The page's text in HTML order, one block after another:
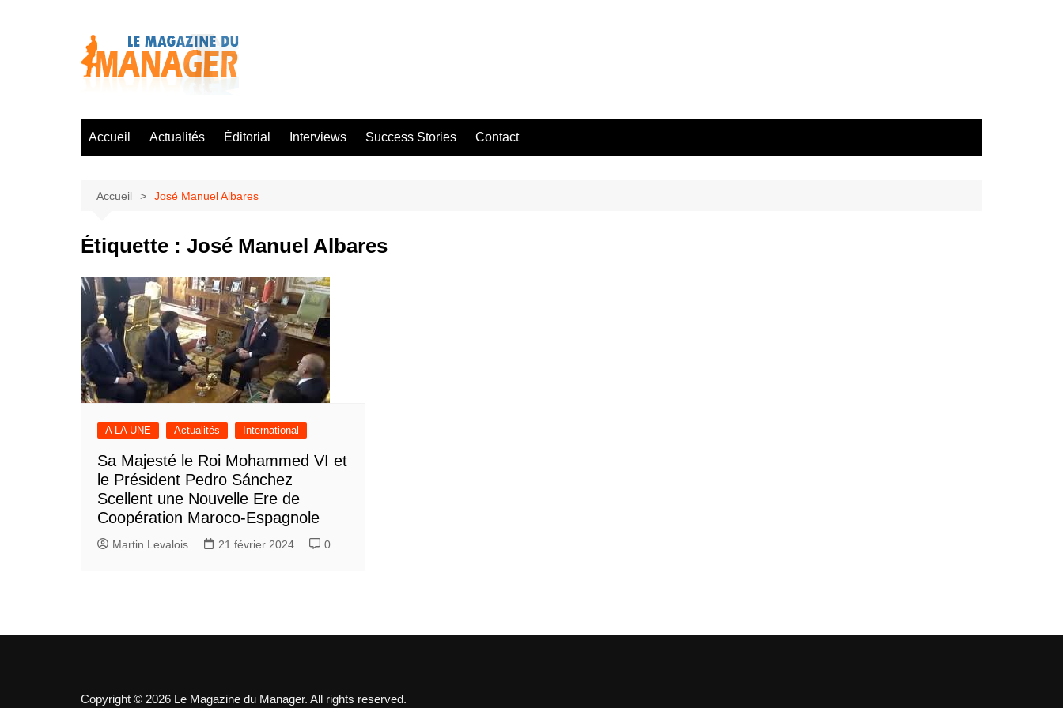
Accueil Actualités Éditorial Interviews Success Stories Contact
Accueil José Manuel Albares
Étiquette : José Manuel Albares
A LA UNE Actualités International
Sa Majesté le Roi Mohammed VI et
le Président Pedro Sánchez
Scellent une Nouvelle Ere de
Coopération Maroco-Espagnole
Martin Levalois 21 février 2024 0
Copyright © 2026 Le Magazine du Manager. All rights reserved.